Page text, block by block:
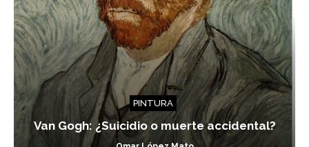
PINTURA
Van Gogh: ¿Suicidio o muerte accidental?